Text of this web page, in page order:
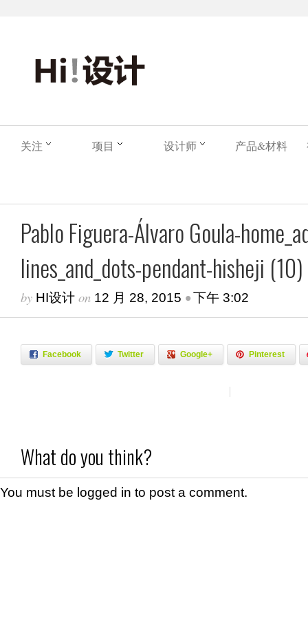
关注 项目 设计师 产品&材料
Pablo Figuera-Álvaro Goula-
lines_and_dots-pendant-hisheji (10)
by HI设计 on 12 月 28, 2015 •下午 3:02
Facebook Twitter Google+ Pinterest
What do you think?
You must be logged in to post a comment.